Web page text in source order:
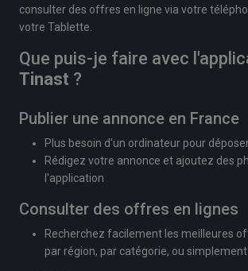
consulter des offres en ligne via votre
votre Tablette.
Que puis-je faire avec
Tinast ?
Publier une annonce en France
Plus besoin d'un ordinateur pour
Rédigez votre annonce et ajoutez des
l'application
Consulter des offres en lignes
Recherchez facilement les meilleures
par région, par catégorie, ou